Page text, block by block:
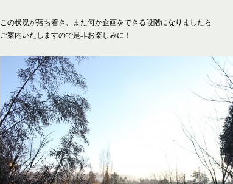
この状況が落ち着き、また何か企画をできる段階になりましたら
ご案内いたしますので是非お楽しみに！